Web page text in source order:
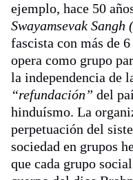
ejemplo, hace 50
Swayamsevak Sangh
fascista con más de
opera como grupo
la independencia de
“refundación” del
hinduísmo. La
perpetuación del
sociedad en grupos
que cada grupo